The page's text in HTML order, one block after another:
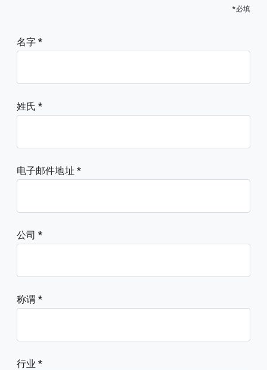
*必填
名字
姓氏
电子邮件地址
公司
称谓
行业 *